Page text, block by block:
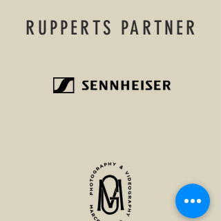
RUPPERTS PARTNER